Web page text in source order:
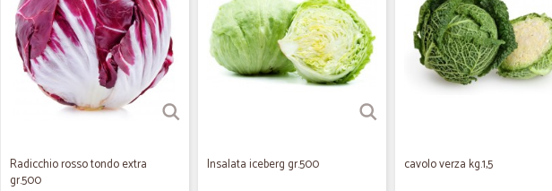
Radicchio rosso tondo extra
gr.500
Insalata iceberg gr.500 cavolo verza kg.1,5